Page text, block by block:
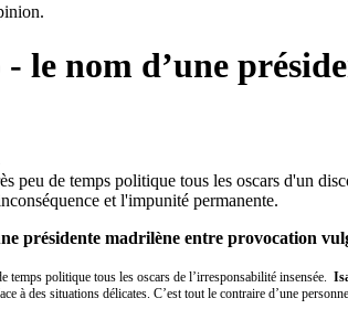
- le nom d’une
peu de temps politique tous les oscars d'un
et l'impunité permanente.
présidente madrilène entre provocation
temps politique tous les oscars de l’irresponsabilité insensée.
à des situations délicates. C’est tout le contraire d’une